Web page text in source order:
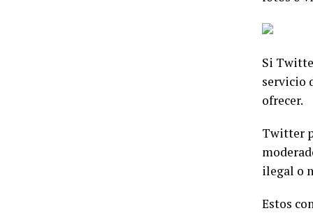
Si
servicio
ofrecer.
Twitter
ilegal o
Estos